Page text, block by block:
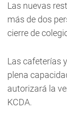
Las nuevas
más de dos
cierre de
Las cafeterías
plena
autorizará la
KCDA.